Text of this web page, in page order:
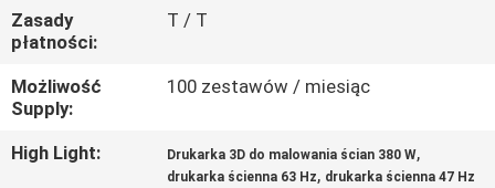
Z
NAMI
AKTUALNOŚCI
Zasady
płatności:
T / T
Możliwość
Supply:
100 zestawów / miesiąc
High Light: Drukarka 3D do malowania ścian 380 W,
drukarka ścienna 63 Hz, drukarka ścienna 47 Hz